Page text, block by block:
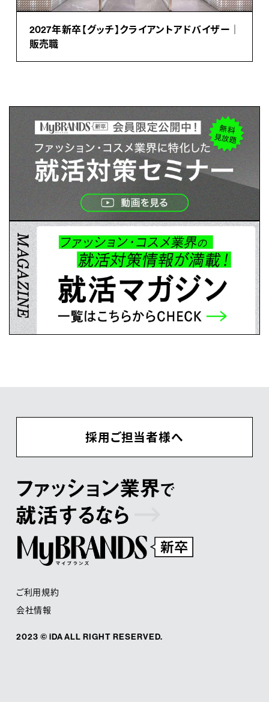
2027年新卒【グッチ】クライアントアドバイザー｜
販売職
採用ご担当者様へ
2023 © iDA ALL RIGHT RESERVED.
ご利用規約
会社情報